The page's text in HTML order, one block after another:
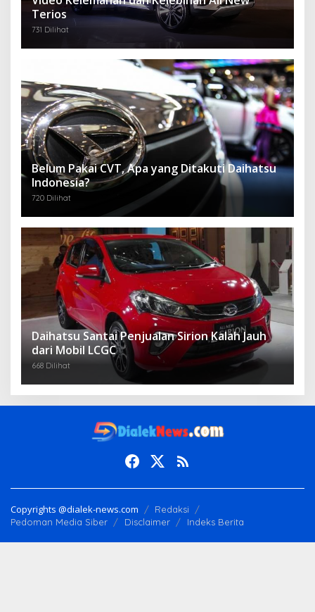
Terios
731 Dilihat
Belum Pakai CVT, Apa yang Ditakuti Daihatsu
Indonesia?
720 Dilihat
Daihatsu Santai Penjualan Sirion Kalah Jauh
dari Mobil LCGC
668 Dilihat
Copyrights @dialek-news.com
Redaksi
Pedoman Media Siber
Disclaimer Indeks Berita